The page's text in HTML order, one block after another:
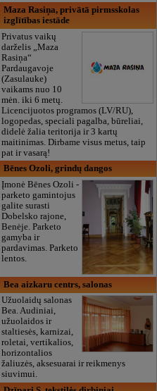
Maza Rasiņa, privātā pirmsskolas
izglītības iestāde
Privatus vaikų
darželis „Maza
Rasiņa“
Pardaugavoje
(Zasulauke)
vaikams nuo 10
mėn. iki 6 metų.
Licencijuotos programos (LV/RU),
logopedas, speciali pagalba, būreliai,
didelė žalia teritorija ir 3 kartų
maitinimas. Dirbame visus metus, taip
pat ir vasarą!
Bēnes Ozoli, grindų dangos
Įmonė Bēnes Ozoli -
parketo gamintojus
galite surasti
Dobelsko rajone,
Benėje. Parketo
gamyba ir
pardavimas. Parketo
lentos.
Bea aizkaru centrs, salonas
Užuolaidų salonas
Bea. Audiniai,
užuolaidos ir
staltiesės, karnizai,
roletai, vertikalios,
horizontalios
žaliuzės, aksesuarai ir reikmenys
siuvimui.